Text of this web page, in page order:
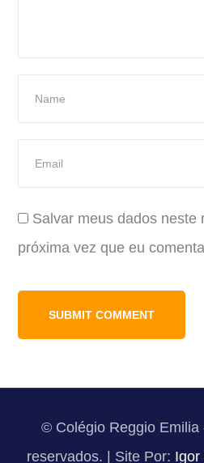
Salvar meus dados neste
próxima vez que eu
© Colégio Reggio Emilia
reservados. | Site Por: Igor